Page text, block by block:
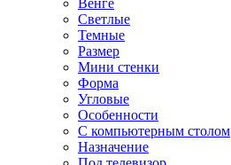
Венге
Светлые
Темные
Размер
Мини стенки
Форма
Угловые
Особенности
С компьютерным столом
Назначение